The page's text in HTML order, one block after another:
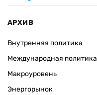
АРХИВ
Внутренняя политика
Международная политика
Макроуровень
Энергорынок